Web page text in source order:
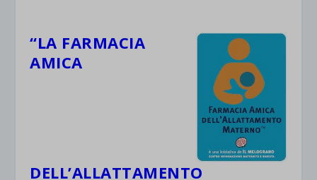
“LA FARMACIA
AMICA
DELL’ALLATTAMENTO